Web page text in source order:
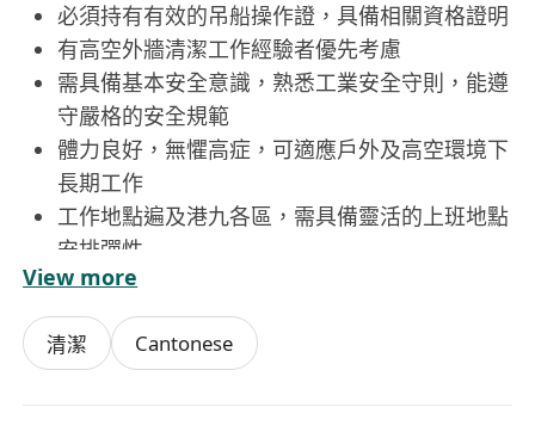
必須持有有效的吊船操作證，具備相關資格證明
有高空外牆清潔工作經驗者優先考慮
需具備基本安全意識，熟悉工業安全守則，能遵
守嚴格的安全規範
體力良好，無懼高症，可適應戶外及高空環境下
長期工作
工作地點遍及港九各區，需具備靈活的上班地點
安排彈性
View more
清潔 Cantonese